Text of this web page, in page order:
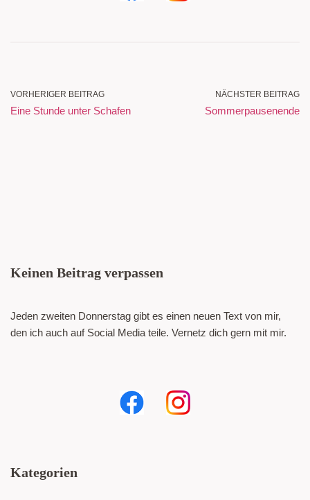
VORHERIGER BEITRAG
Eine Stunde unter Schafen
NÄCHSTER BEITRAG
Sommerpausenende
Keinen Beitrag verpassen
Jeden zweiten Donnerstag gibt es einen neuen Text von mir,
den ich auch auf Social Media teile. Vernetz dich gern mit mir.
Kategorien